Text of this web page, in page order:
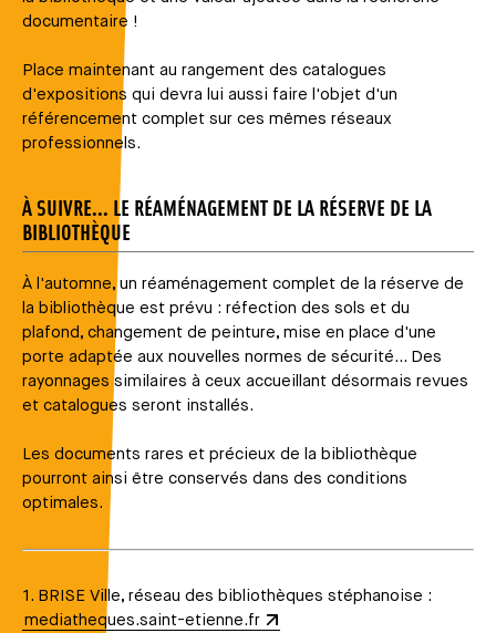
documentaire !
Place maintenant au rangement des catalogues
d'expositions qui devra lui aussi faire l'objet d'un
référencement complet sur ces mêmes réseaux
professionnels.
À SUIVRE... LE RÉAMÉNAGEMENT DE LA RÉSERVE DE LA
BIBLIOTHÈQUE
À l'automne, un réaménagement complet de la réserve de
la bibliothèque est prévu : réfection des sols et du
plafond, changement de peinture, mise en place d'une
porte adaptée aux nouvelles normes de sécurité... Des
rayonnages similaires à ceux accueillant désormais revues
et catalogues seront installés.
Les documents rares et précieux de la bibliothèque
pourront ainsi être conservés dans des conditions
optimales.
1. BRISE Ville, réseau des bibliothèques stéphanoise :
mediatheques.saint-etienne.fr